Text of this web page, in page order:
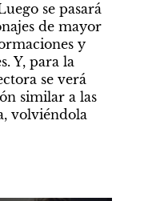
se pasará
de mayor
y
Y, para la
se verá
similar a las
volviéndola